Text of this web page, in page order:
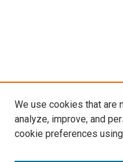
We use cookies that are
analyze, improve, and
cookie preferences